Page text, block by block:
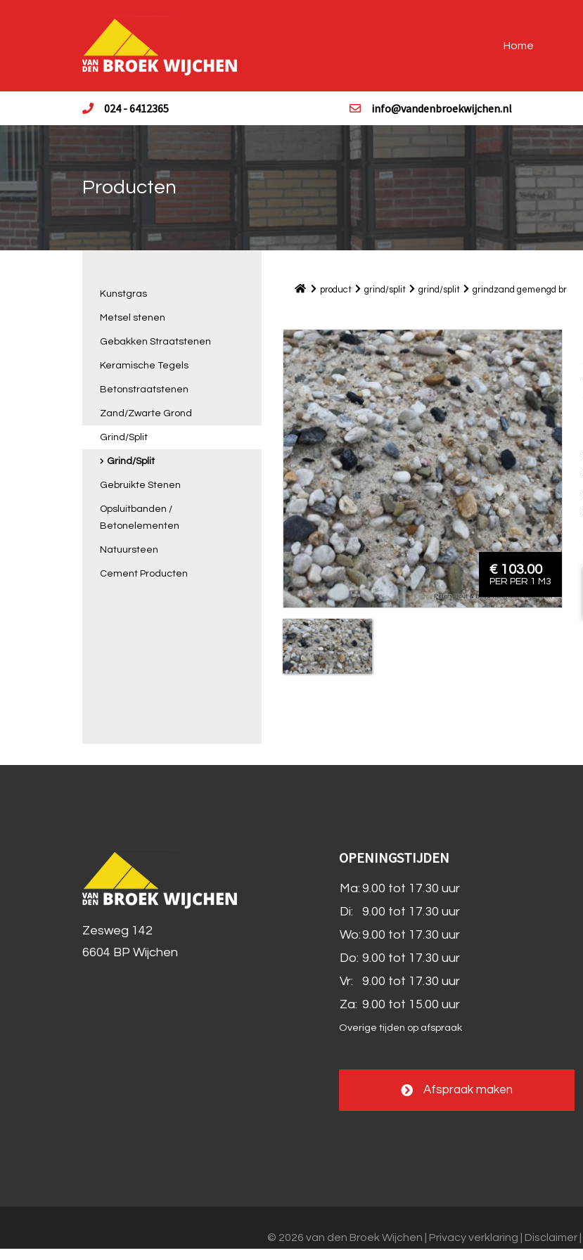
Home
024 - 6412365 info@vandenbroekwijchen.nl
Producten
Kunstgras
Metsel stenen
Gebakken Straatstenen
Keramische Tegels
Betonstraatstenen
Zand/Zwarte Grond
Grind/Split
Grind/Split
Gebruikte Stenen
Opsluitbanden /
Betonelementen
Natuursteen
Cement Producten
product grind/split grind/split grindzand gemengd br
€ 103.00
PER PER 1 M3
Zesweg 142
6604 BP Wijchen
OPENINGSTIJDEN
Ma: 9.00 tot 17.30 uur
Di:
9.00 tot 17.30 uur
Wo:9.00 tot 17.30 uur
Do: 9.00 tot 17.30 uur
Vr:
9.00 tot 17.30 uur
Za: 9.00 tot 15.00 uur
Overige tijden op afspraak
Afspraak maken
© 2026 van den Broek Wijchen | Privacy verklaring Disclaimer|